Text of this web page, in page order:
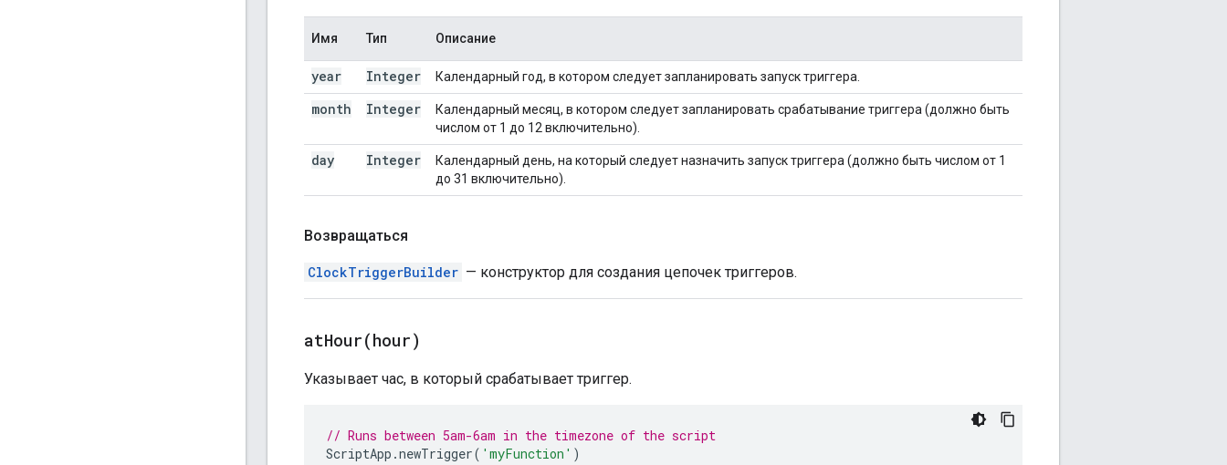
Имя Тип Описание
year Integer Календарный год, в котором следует запланировать запуск триггера.
month Integer
Календарный месяц, в котором следует запланировать срабатывание триггера (должно быть
числом от 1 до 12 включительно).
day Integer
Календарный день, на который следует назначить запуск триггера (должно быть числом от 1
до 31 включительно).
Возвращаться
ClockTriggerBuilder — конструктор для создания цепочек триггеров.
atHour(hour)
Указывает час, в который срабатывает триггер.
// Runs between 5am-6am in the timezone of the script
ScriptApp .newTrigger( 'myFunction' )